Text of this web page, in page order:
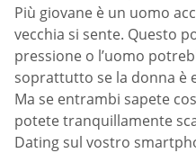
Più giovane è un uomo
vecchia si sente. Questo
pressione o l’uomo
soprattutto se la donna è
Ma se entrambi sapete
potete tranquillamente
Dating sul vostro